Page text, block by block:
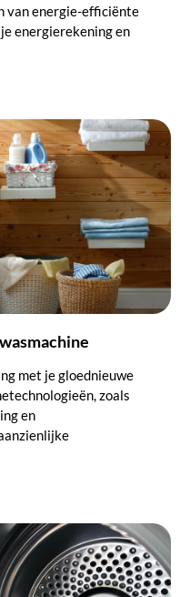
van energie-efficiënte
energierekening en
met je gloednieuwe
zoals
en